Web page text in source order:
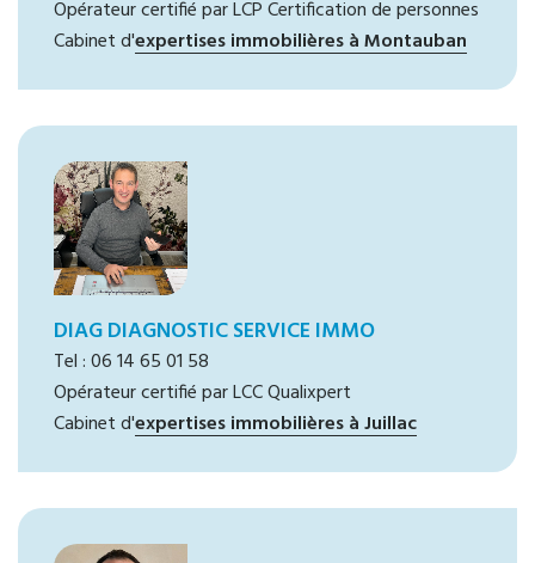
Opérateur certifié par LCP Certification de personnes
Cabinet d'expertises immobilières à Montauban
DIAG DIAGNOSTIC SERVICE IMMO
Tel : 06 14 65 01 58
Opérateur certifié par LCC Qualixpert
Cabinet d'expertises immobilières à Juillac